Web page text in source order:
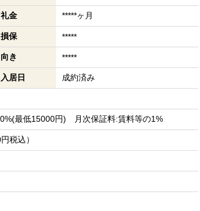
礼金 *****ヶ月
損保 *****
向き *****
入居日 成約済み
最低15000円) 月次保証料:賃料等の1%
税込）